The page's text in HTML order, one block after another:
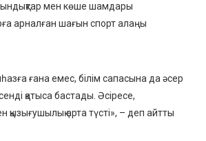
мен көше шамдары
арналған шағын спорт алаңы
ғана емес, білім сапасына да әсер
қатыса бастады. Әсіресе,
арта түсті», – деп айтты